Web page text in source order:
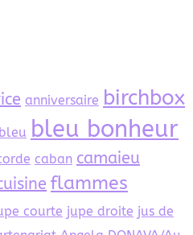
anniversaire birchbox
bleu bleu bonheur
caban camaieu
flammes
courte jupe droite jus de